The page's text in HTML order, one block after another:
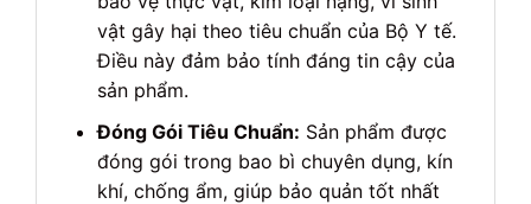
vật gây hại theo tiêu chuẩn của Bộ Y tế.
Điều này đảm bảo tính đáng tin cậy của
sản phẩm.
Đóng Gói Tiêu Chuẩn: Sản phẩm được
đóng gói trong bao bì chuyên dụng, kín
khí, chống ẩm, giúp bảo quản tốt nhất